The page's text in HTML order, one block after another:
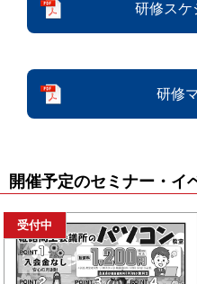
研修スケ
研修
開催予定のセミナー・イ
受付中